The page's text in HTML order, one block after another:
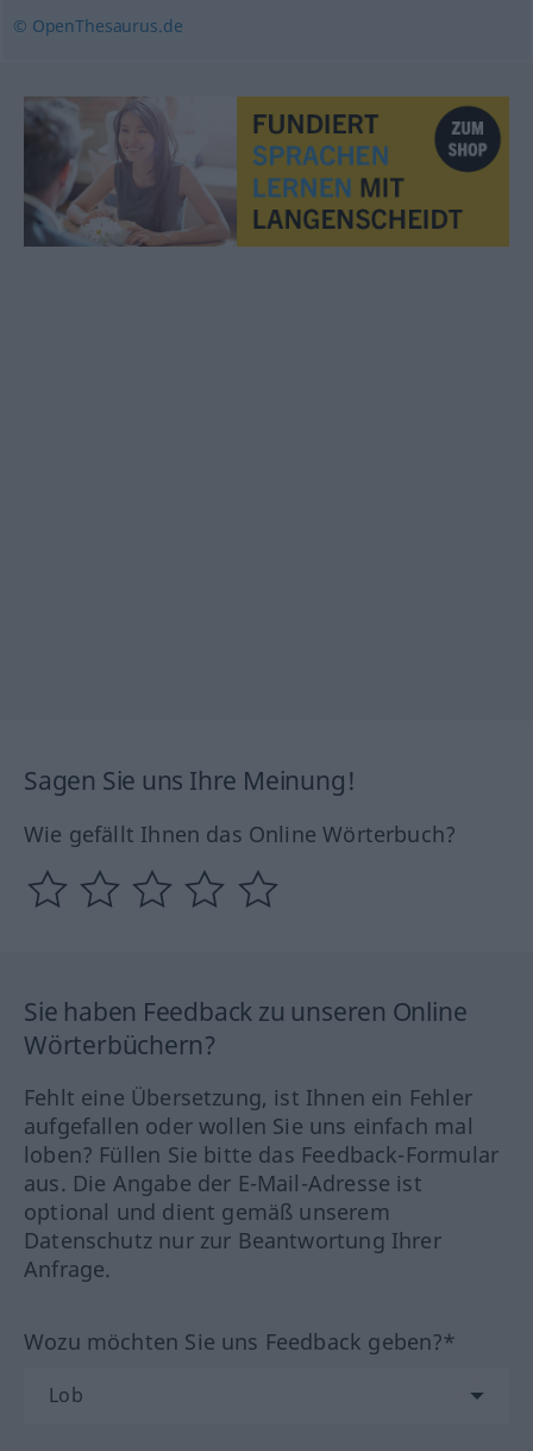
© OpenThesaurus.de
Sagen Sie uns Ihre Meinung!
Wie gefällt Ihnen das Online Wörterbuch?
Sie haben Feedback zu unseren Online
Wörterbüchern?
Fehlt eine Übersetzung, ist Ihnen ein Fehler
aufgefallen oder wollen Sie uns einfach mal
loben? Füllen Sie bitte das Feedback-Formular
aus. Die Angabe der E-Mail-Adresse ist
optional und dient gemäß unserem
Datenschutz nur zur Beantwortung Ihrer
Anfrage.
Wozu möchten Sie uns Feedback geben?*